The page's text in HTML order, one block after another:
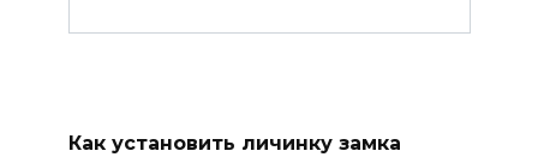
Как установить личинку замка